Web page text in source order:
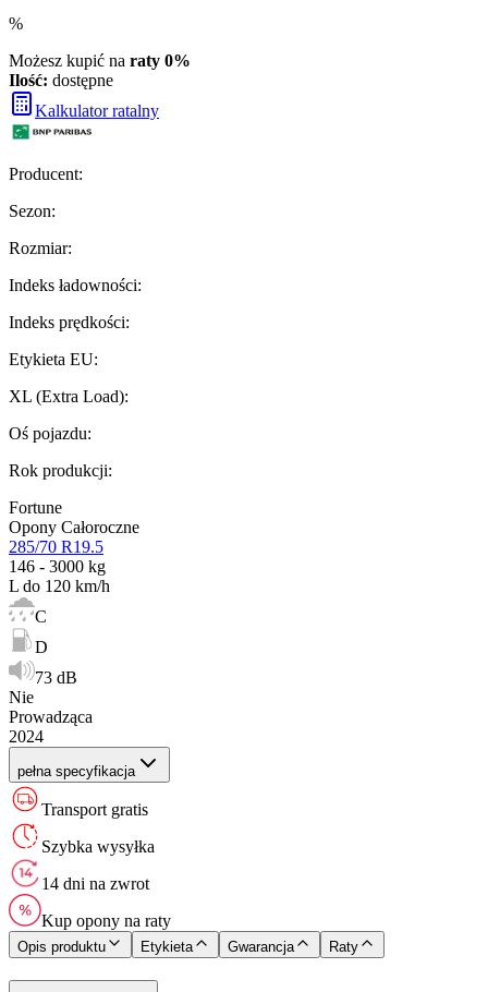
%
Możesz kupić na raty 0%
Ilość: dostępne
Kalkulator ratalny
Producent:
Sezon:
Rozmiar:
Indeks ładowności:
Indeks prędkości:
Etykieta EU:
XL (Extra Load):
Oś pojazdu:
Rok produkcji:
Fortune
Opony Całoroczne
285/70 R19.5
146 - 3000 kg
L do 120 km/h
C
D
73 dB
Nie
Prowadząca
2024
pełna specyfikacja
Transport gratis
Szybka wysyłka
14 dni na zwrot
Kup opony na raty
Opis produktu Etykieta Gwarancja Raty